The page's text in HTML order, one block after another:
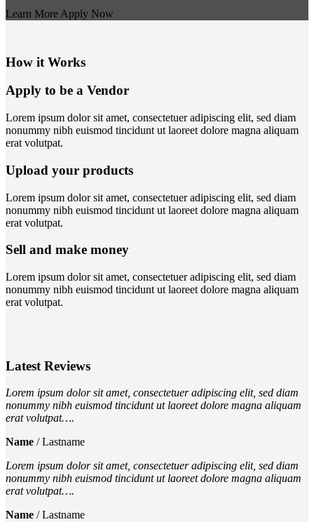
Learn More Apply Now
How it Works
Apply to be a Vendor
Lorem ipsum dolor sit amet, consectetuer adipiscing elit, sed diam
nonummy nibh euismod tincidunt ut laoreet dolore magna aliquam
erat volutpat.
Upload your products
Lorem ipsum dolor sit amet, consectetuer adipiscing elit, sed diam
nonummy nibh euismod tincidunt ut laoreet dolore magna aliquam
erat volutpat.
Sell and make money
Lorem ipsum dolor sit amet, consectetuer adipiscing elit, sed diam
nonummy nibh euismod tincidunt ut laoreet dolore magna aliquam
erat volutpat.
Latest Reviews
Lorem ipsum dolor sit amet, consectetuer adipiscing elit, sed diam
nonummy nibh euismod tincidunt ut laoreet dolore magna aliquam
erat volutpat….
Name /Lastname
Lorem ipsum dolor sit amet, consectetuer adipiscing elit, sed diam
nonummy nibh euismod tincidunt ut laoreet dolore magna aliquam
erat volutpat….
Name /Lastname